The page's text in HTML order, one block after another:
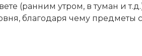
(ранним утром, в туман и
благодаря чему предметы